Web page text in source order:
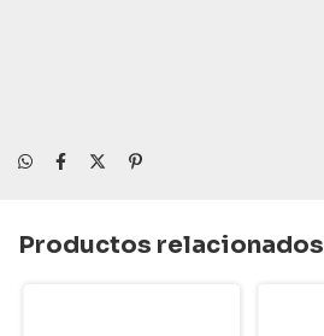
Productos relacionados